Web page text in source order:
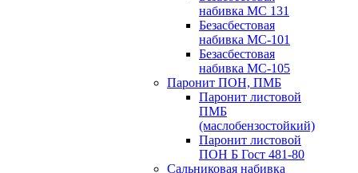
набивка МС 131
Безасбестовая
набивка МС-101
Безасбестовая
набивка МС-105
Паронит ПОН, ПМБ
Паронит листовой
ПМБ
(маслобензостойкий)
Паронит листовой
ПОН Б Гост 481-80
Сальниковая набивка